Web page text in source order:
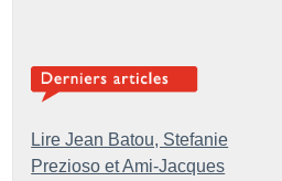
Lire Jean Batou, Stefanie
Prezioso et Ami-Jacques